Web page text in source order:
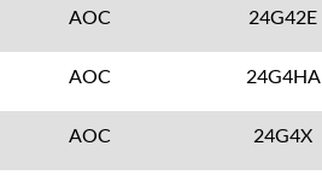
AOC 24G42E
AOC 24G4HA
AOC 24G4X